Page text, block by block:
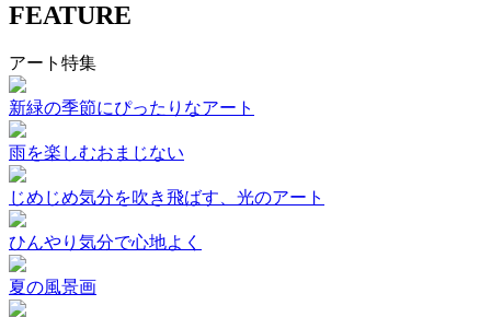
FEATURE
アート特集
新緑の季節にぴったりなアート
雨を楽しむおまじない
じめじめ気分を吹き飛ばす、光のアート
ひんやり気分で心地よく
夏の風景画